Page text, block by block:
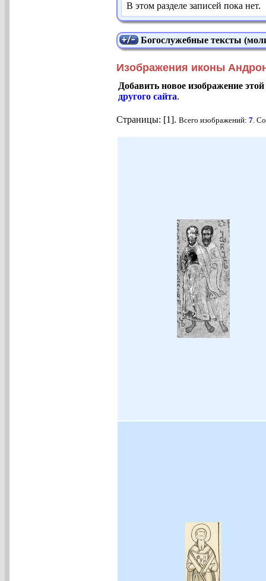
В этом разделе записей пока нет.
Богослужебные тексты
Изображения иконы
Добавить новое изображение
другого сайта.
Страницы: [1]. Всего изображений: 7.